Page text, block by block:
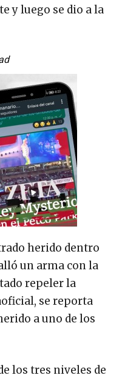
y luego se dio a la
herido dentro
un arma con la
repeler la
se reporta
a uno de los
los tres niveles de